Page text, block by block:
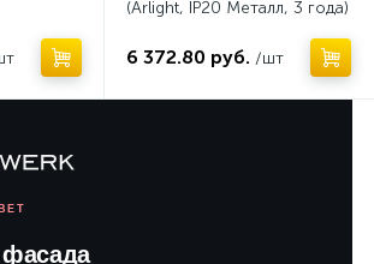
(Arlight, IP20 Металл, 3 года)
6 372.80 руб. /шт
фасада